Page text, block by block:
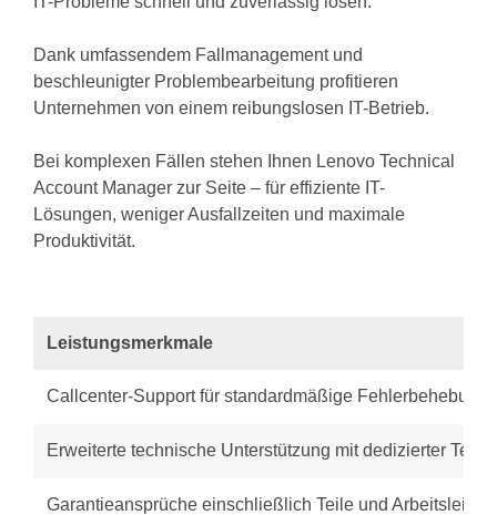
Dank umfassendem Fallmanagement und
beschleunigter Problembearbeitung profitieren
Unternehmen von einem reibungslosen IT-Betrieb.
Bei komplexen Fällen stehen Ihnen Lenovo Technical
Account Manager zur Seite – für effiziente IT-
Lösungen, weniger Ausfallzeiten und maximale
Produktivität.
Leistungsmerkmale
Callcenter-Support für standardmäßige
Erweiterte technische Unterstützung mit dedizierter
Garantieansprüche einschließlich Teile und